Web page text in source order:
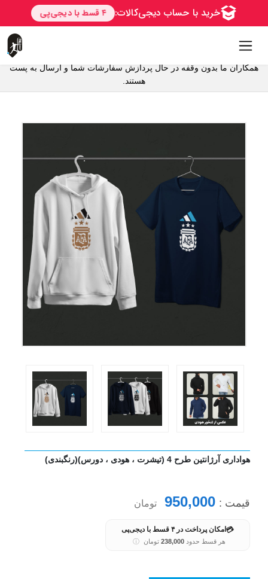
همکاران ما بدون وقفه در حال پردازش سفارشات شما و ارسال به پست
هستند.
هواداری آرژانتین طرح 4 (تیشرت ، هودی ، دورس)(رنگبندی)
قیمت : 950,000 تومان
💳 امکان پرداخت در ۴ قسط با دیجی‌پی
هر قسط حدود238,000 تومان ⓘ